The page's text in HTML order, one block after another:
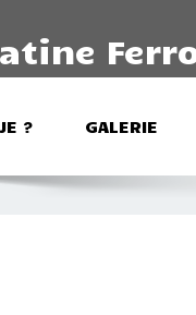
? GALERIE